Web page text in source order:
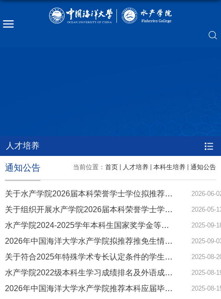
人才培养
当前位置： 首页 人才培养 本科生培养 通知公告
通知公告
关于水产学院2026届本科荣誉学士学位拟推荐名单的公示 2026-06-
关于组织开展水产学院2026届本科荣誉学士学位推荐工作的通知 2026-05-
水产学院2024-2025学年本科生国家奖学金等四项奖学金评定结果的公示 2025-09-
2026年中国海洋大学水产学院拟推荐推免生情况公示（已结束） 2025-09-
关于符合2025年特殊学术专长认定条件的学生名单公示（已结束） 2025-08-
水产学院2022级本科生学习成绩排名及外语成绩公示（已结束） 2025-08-
2026年中国海洋大学水产学院推荐本科应届毕业生免试攻读研究生工作实施办法（适用于2022级本科） 2025-08-